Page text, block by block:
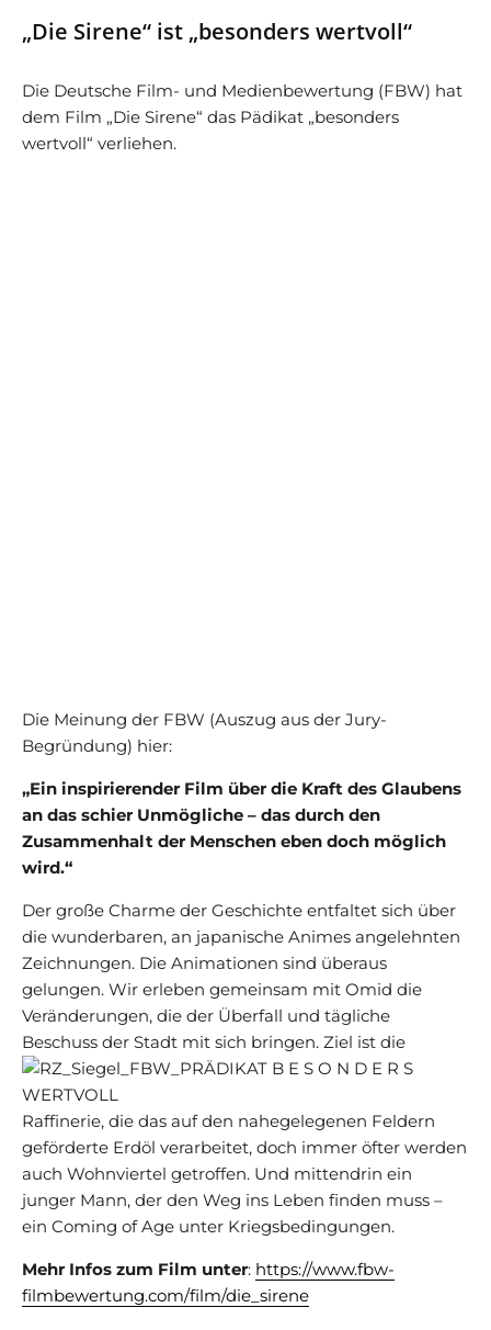
„Die Sirene“ ist „besonders wertvoll“
Die Deutsche Film- und Medienbewertung (FBW) hat
dem Film „Die Sirene“ das Pädikat „besonders
wertvoll“ verliehen.
Die Meinung der FBW (Auszug aus der Jury-
Begründung) hier:
„Ein inspirierender Film über die Kraft des Glaubens
an das schier Unmögliche – das durch den
Zusammenhalt der Menschen eben doch möglich
wird.“
Der große Charme der Geschichte entfaltet sich über
die wunderbaren, an japanische Animes angelehnten
Zeichnungen. Die Animationen sind überaus
gelungen. Wir erleben gemeinsam mit Omid die
Veränderungen, die der Überfall und tägliche
Beschuss der Stadt mit sich bringen. Ziel ist die
Raffinerie, die das auf den nahegelegenen Feldern
geförderte Erdöl verarbeitet, doch immer öfter werden
auch Wohnviertel getroffen. Und mittendrin ein
junger Mann, der den Weg ins Leben finden muss –
ein Coming of Age unter Kriegsbedingungen.
Mehr Infos zum Film unter: https://www.fbw-
filmbewertung.com/film/die_sirene